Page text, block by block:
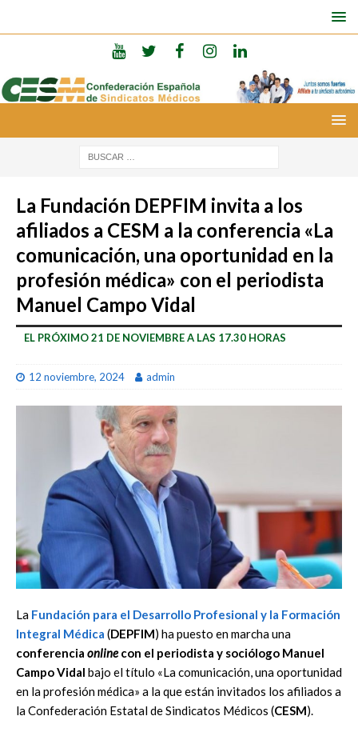
La Fundación DEPFIM invita a los
afiliados a CESM a la conferencia «La
comunicación, una oportunidad en la
profesión médica» con el periodista
Manuel Campo Vidal
EL PRÓXIMO 21 DE NOVIEMBRE A LAS 17.30 HORAS
12 noviembre, 2024 admin
La Fundación para el Desarrollo Profesional y la Formación
Integral Médica (DEPFIM) ha puesto en marcha una
conferencia onlinecon el periodista y sociólogo Manuel
Campo Vidal bajo el título «La comunicación, una oportunidad
en la profesión médica» a la que están invitados los afiliados a
la Confederación Estatal de Sindicatos Médicos (CESM).